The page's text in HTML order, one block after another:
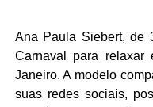
Ana Paula Siebert, de
Carnaval para
Janeiro. A modelo
suas redes sociais,